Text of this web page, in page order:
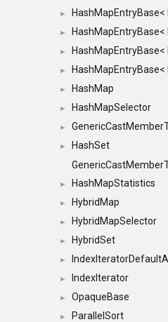
► HashMapEntryBase<
► HashMapEntryBase<
► HashMapEntryBase<
► HashMapEntryBase<
► HashMap
► HashMapSelector
►
►
HashSet
► HashMapStatistics
► HybridMap
► HybridMapSelector
► HybridSet
►
► IndexIterator
► OpaqueBase
► ParallelSort